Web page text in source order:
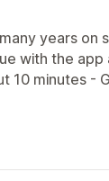
years on
with the
10 minutes -